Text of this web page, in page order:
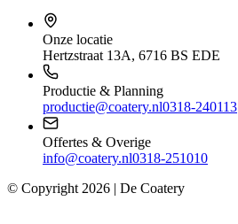
Onze locatie
Hertzstraat 13A, 6716 BS EDE
Productie & Planning
productie@coatery.nl0318-240113
Offertes & Overige
info@coatery.nl0318-251010
© Copyright 2026 | De Coatery